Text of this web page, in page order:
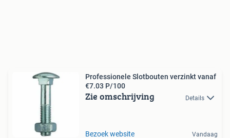
Professionele Slotbouten verzinkt vanaf
€7.03 P/100
Zie omschrijving Details
Bezoek website Vandaag